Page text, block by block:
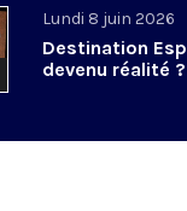
Lundi 8 juin 2026
Destination
devenu réalité ?